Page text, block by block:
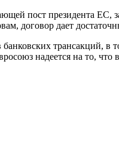
пост президента
договор дает
трансакций,
надеется на то,